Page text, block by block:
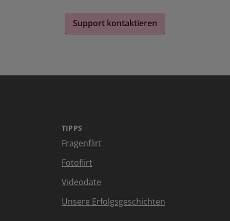
Support kontaktieren
TIPPS
Fragenflirt
Fotoflirt
Videodate
Unsere Erfolgsgeschichten